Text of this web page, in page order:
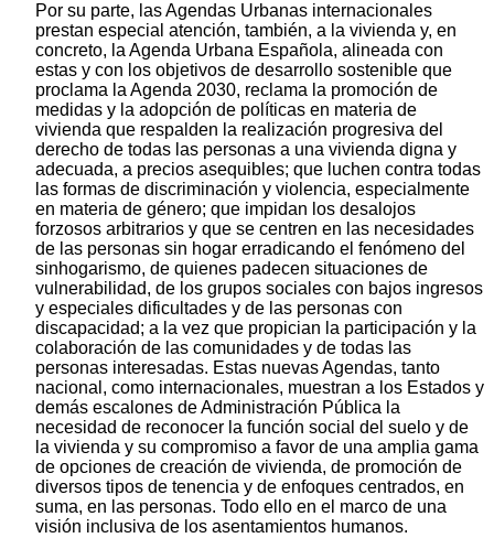
Por su parte, las Agendas Urbanas internacionales
prestan especial atención, también, a la vivienda y, en
concreto, la Agenda Urbana Española, alineada con
estas y con los objetivos de desarrollo sostenible que
proclama la Agenda 2030, reclama la promoción de
medidas y la adopción de políticas en materia de
vivienda que respalden la realización progresiva del
derecho de todas las personas a una vivienda digna y
adecuada, a precios asequibles; que luchen contra todas
las formas de discriminación y violencia, especialmente
en materia de género; que impidan los desalojos
forzosos arbitrarios y que se centren en las necesidades
de las personas sin hogar erradicando el fenómeno del
sinhogarismo, de quienes padecen situaciones de
vulnerabilidad, de los grupos sociales con bajos ingresos
y especiales dificultades y de las personas con
discapacidad; a la vez que propician la participación y la
colaboración de las comunidades y de todas las
personas interesadas. Estas nuevas Agendas, tanto
nacional, como internacionales, muestran a los Estados y
demás escalones de Administración Pública la
necesidad de reconocer la función social del suelo y de
la vivienda y su compromiso a favor de una amplia gama
de opciones de creación de vivienda, de promoción de
diversos tipos de tenencia y de enfoques centrados, en
suma, en las personas. Todo ello en el marco de una
visión inclusiva de los asentamientos humanos.